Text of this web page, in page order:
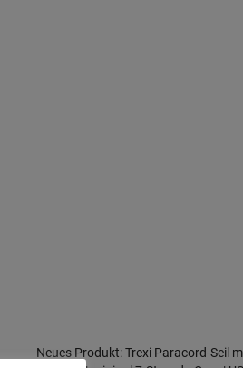
Neues Produkt: Trexi Paracord-Seil